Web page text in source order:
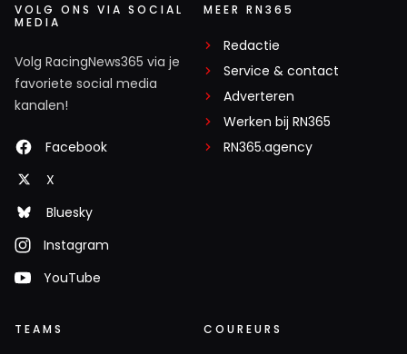
VOLG ONS VIA SOCIAL
MEDIA
Volg RacingNews365 via je
favoriete social media
kanalen!
Facebook
X
Bluesky
Instagram
YouTube
MEER RN365
Redactie
Service & contact
Adverteren
Werken bij RN365
RN365.agency
TEAMS COUREURS